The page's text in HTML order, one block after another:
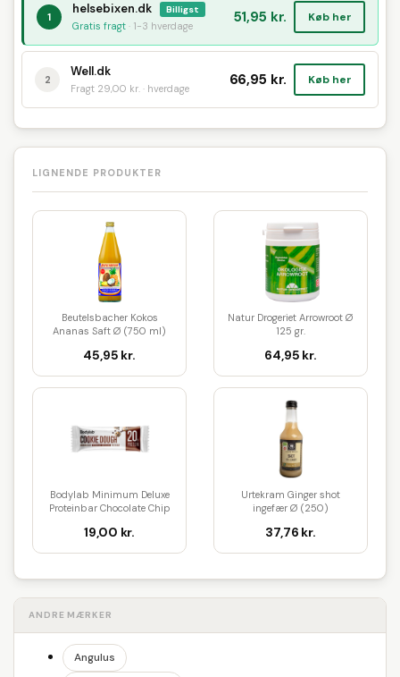
1
helsebixen.dk Billigst
Gratis fragt · 1-3 hverdage 51,95 kr. Køb her
2
Well.dk
Fragt 29,00 kr. · hverdage 66,95 kr. Køb her
LIGNENDE PRODUKTER
Beutelsbacher Kokos
Ananas Saft Ø (750 ml)
45,95 kr.
Natur Drogeriet Arrowroot Ø
125 gr.
64,95 kr.
Bodylab Minimum Deluxe
Proteinbar Chocolate Chip
19,00 kr.
Urtekram Ginger shot
ingefær Ø (250)
37,76 kr.
ANDRE MÆRKER
Angulus